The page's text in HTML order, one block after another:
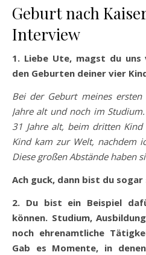
Geburt nach
Interview
1. Liebe Ute, magst du
den Geburten deiner vier
Bei der Geburt meines
Jahre alt und noch im
31 Jahre alt, beim dritten
Kind kam zur Welt, nachdem
Diese großen Abstände haben
Ach guck, dann bist du
2. Du bist ein Beispiel
können. Studium,
noch ehrenamtliche
Gab es Momente, in